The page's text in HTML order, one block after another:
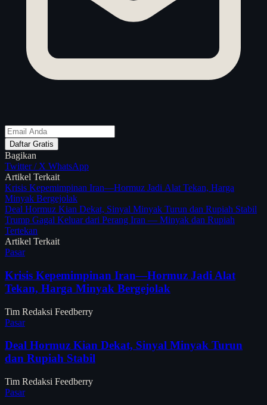
Daftar Gratis
Bagikan
Twitter / X WhatsApp
Artikel Terkait
Krisis Kepemimpinan Iran—Hormuz Jadi Alat Tekan, Harga
Minyak Bergejolak
Deal Hormuz Kian Dekat, Sinyal Minyak Turun dan Rupiah Stabil
Trump Gagal Keluar dari Perang Iran — Minyak dan Rupiah
Tertekan
Artikel Terkait
Pasar
Krisis Kepemimpinan Iran—Hormuz Jadi Alat
Tekan, Harga Minyak Bergejolak
Tim Redaksi Feedberry
Pasar
Deal Hormuz Kian Dekat, Sinyal Minyak Turun
dan Rupiah Stabil
Tim Redaksi Feedberry
Pasar